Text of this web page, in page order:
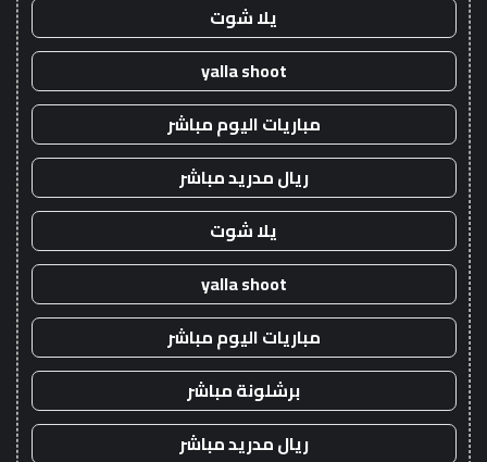
يلا شوت
yalla shoot
مباريات اليوم مباشر
ريال مدريد مباشر
يلا شوت
yalla shoot
مباريات اليوم مباشر
برشلونة مباشر
ريال مدريد مباشر